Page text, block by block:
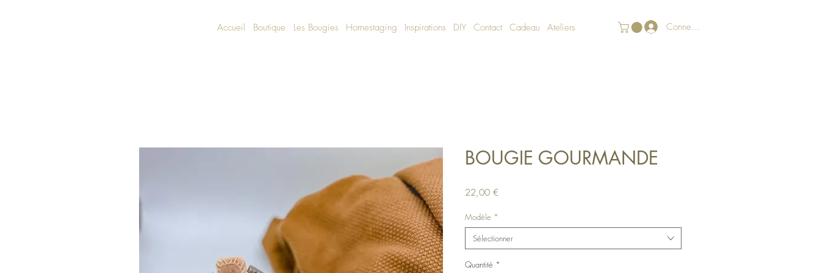
Accueil Boutique Les Bougies Homestaging Inspirations DIY Contact Cadeau Ateliers Connexion
BOUGIE GOURMANDE
22,00 €Prix
Modèle *
Sélectionner
Quantité *